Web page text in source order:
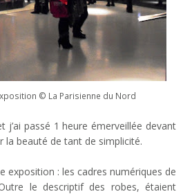
© La Parisienne du Nord
j’ai passé 1 heure émerveillée devant
la beauté de tant de simplicité.
exposition : les cadres numériques de
le descriptif des robes, étaient